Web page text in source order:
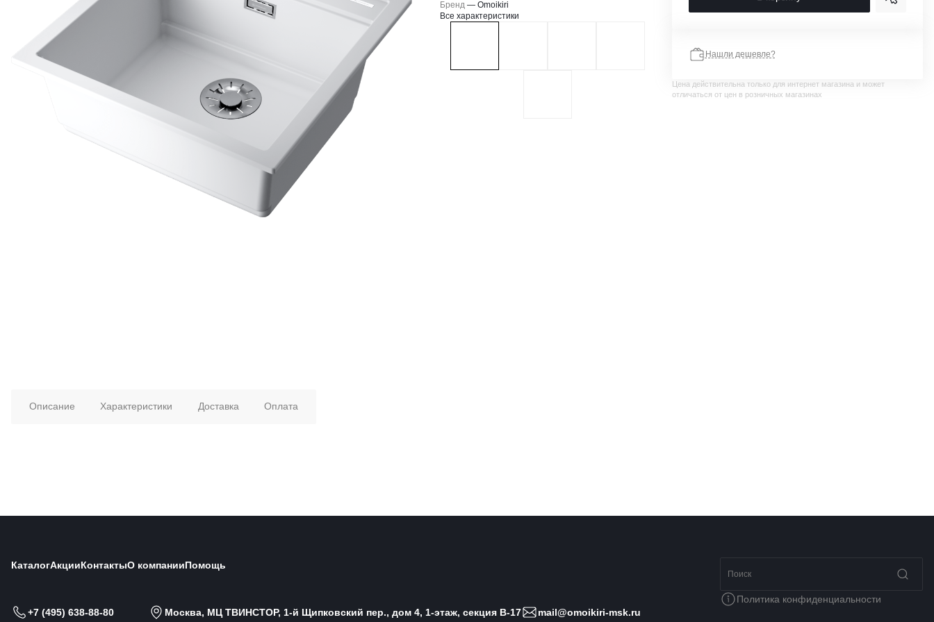
Бренд —Omoikiri
Все характеристики
Нашли дешевле?
Цена действительна только для интернет магазина и может
отличаться от цен в розничных магазинах
Описание Характеристики Доставка Оплата
КаталогАкцииКонтактыО компанииПомощь
+7 (495) 638-88-80 Москва, МЦ ТВИНСТОР, 1-й Щипковский пер., дом 4, 1-этаж, секция B-17 mail@omoikiri-msk.ru
Политика конфиденциальности